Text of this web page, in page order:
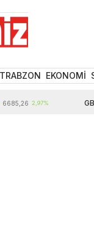
TRABZON EKONOMİ
2,97%